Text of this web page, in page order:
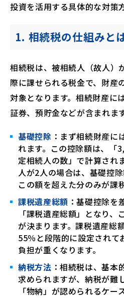
投資を活用する具体的な対策
1. 相続税の仕組みと
相続税は、被相続人（故人）
際に課せられる税金で、財産
対象となります。相続財産に
証券、預貯金などが含まれま
基礎控除 ：まず相続財産に
れます。この控除額は、
定相続人の数」で計算され
人が2人の場合は、基礎控
この額を超えた分のみが課
課税遺産総額 ：基礎控除を
「課税遺産総額」となり
が決まります。課税遺産総
55％と段階的に設定されて
負担が重くなります。
納税方法 ：相続税は、基本
求められますが、納税が難
「物納」が認められるケー